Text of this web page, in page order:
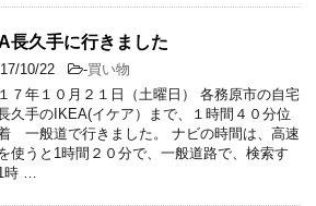
長久手に行きました
10/22 -買い物
７年１０月２１日（土曜日） 各務原市の自宅
久手のIKEA(イケア）まで、１時間４０分位
一般道で行きました。 ナビの時間は、高速
使うと1時間２０分で、一般道路で、検索す
時 …